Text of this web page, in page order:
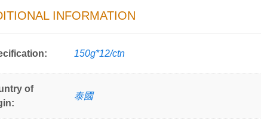
INFORMATION
150g*12/ctn
of
泰國